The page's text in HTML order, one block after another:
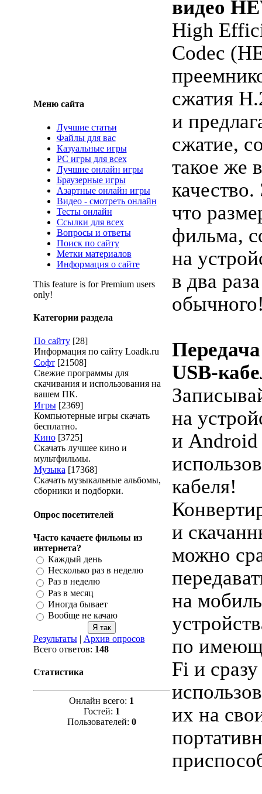
Меню сайта
Лучшие статьи
Файлы для вас
Казуальные игры
PC игры для всех
Лучшие онлайн игры
Браузерные игры
Азартные онлайн игры
Видео - смотреть онлайн
Тесты онлайн
Ссылки для всех
Вопросы и ответы
Поиск по сайту
Метки материалов
Информация о сайте
This feature is for Premium users
only!
Категории раздела
По сайту [28]
Информация по сайту Loadk.ru
Софт [21508]
Свежие программы для
скачивания и использования на
вашем ПК.
Игры [2369]
Компьютерные игры скачать
бесплатно.
Кино [3725]
Скачать лучшее кино и
мультфильмы.
Музыка [17368]
Скачать музыкальные альбомы,
сборники и подборки.
Опрос посетителей
Часто качаете фильмы из
интернета?
Каждый день
Несколько раз в неделю
Раз в неделю
Раз в месяц
Иногда бывает
Вообще не качаю
Результаты| Архив опросов
Всего ответов: 148
Статистика
Онлайн всего: 1
Гостей: 1
Пользователей: 0
видео
High
Codec
сжатия
и
сжатие,
такое же
качество.
что
фильма,
на
в два
USB-
на
и Android
кабеля!
и
можно
на
по
Fi и
их на